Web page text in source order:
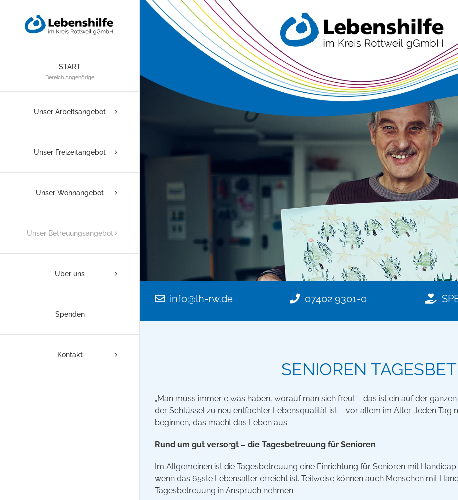
springen
START
Bereich Angehörige
Unser Arbeitsangebot
Unser Freizeitangebot
Unser Wohnangebot
Unser Betreuungsangebot
Über uns
Spenden
Kontakt
info@lh-rw.de 07402 9301-0
SENIOREN
„Man muss immer etwas haben, worauf man sich freut“- das ist ein auf der
der Schlüssel zu neu entfachter Lebensqualität ist – vor allem im Alter. Jeden Tag
beginnen, das macht das Leben aus.
Rund um gut versorgt – die Tagesbetreuung für Senioren
Im Allgemeinen ist die Tagesbetreuung eine Einrichtung für Senioren mit
wenn das 65ste Lebensalter erreicht ist. Teilweise können auch Menschen mit
Tagesbetreuung in Anspruch nehmen.